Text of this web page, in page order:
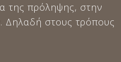
της πρόληψης, στην
Δηλαδή στους τρόπους